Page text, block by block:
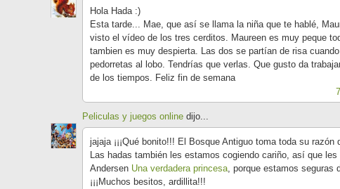
Hola Hada :)
Esta tarde... Mae, que así se llama la niña que te hablé,
visto el vídeo de los tres cerditos. Maureen es muy peque
tambien es muy despierta. Las dos se partían de risa
pedorretas al lobo. Tendrías que verlas. Que gusto da
de los tiempos. Feliz fin de semana
Peliculas y juegos online dijo...
jajaja ¡¡¡Qué bonito!!! El Bosque Antiguo toma toda su
Las hadas también les estamos cogiendo cariño, así que
Andersen Una verdadera princesa, porque estamos seguras
¡¡¡Muchos besitos, ardillita!!!